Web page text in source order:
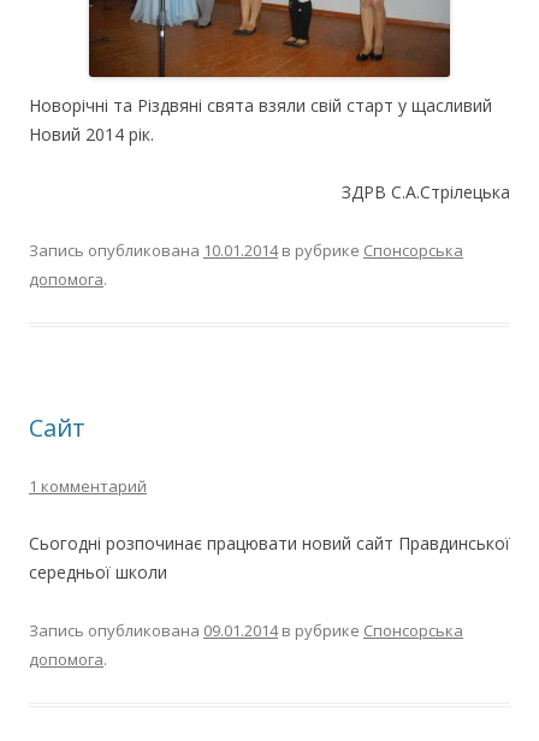
Новорічні та Різдвяні свята взяли свій старт у щасливий
Новий 2014 рік.
ЗДРВ С.А.Стрілецька
Запись опубликована 10.01.2014в рубрике Спонсорська
допомога.
Сайт
1 комментарий
Сьогодні розпочинає працювати новий сайт Правдинської
середньої школи
Запись опубликована 09.01.2014в рубрике Спонсорська
допомога.